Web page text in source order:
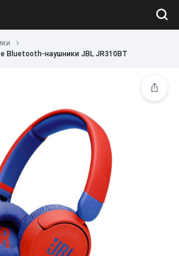
Bluetooth-наушники JBL JR310BT